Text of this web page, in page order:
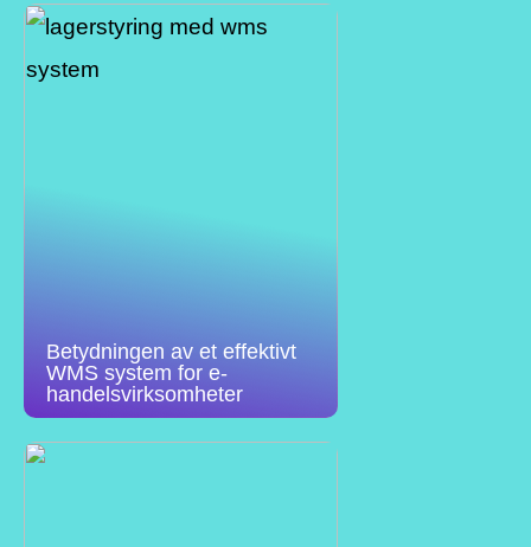
Betydningen av et effektivt
WMS system for e-
handelsvirksomheter